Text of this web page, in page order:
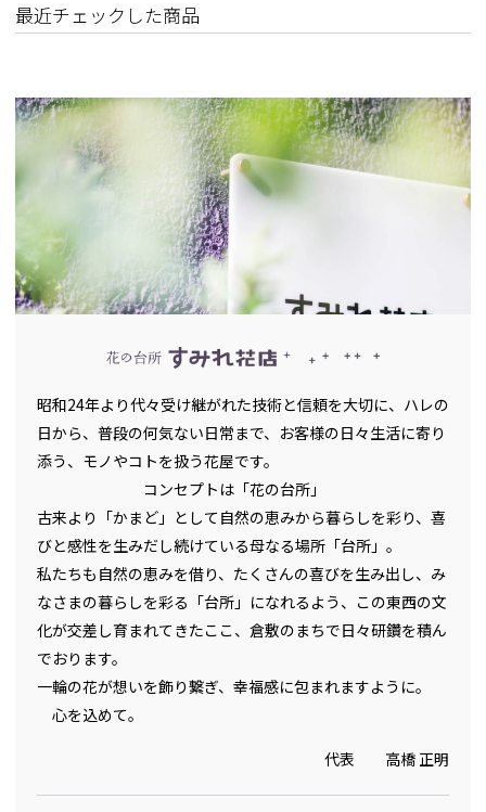
最近チェックした商品
昭和24年より代々受け継がれた技術と信頼を大切に、ハレの
日から、普段の何気ない日常まで、お客様の日々生活に寄り
添う、モノやコトを扱う花屋です。
コンセプトは「花の台所」
古来より「かまど」として自然の恵みから暮らしを彩り、喜
びと感性を生みだし続けている母なる場所「台所」。
私たちも自然の恵みを借り、たくさんの喜びを生み出し、み
なさまの暮らしを彩る「台所」になれるよう、この東西の文
化が交差し育まれてきたここ、倉敷のまちで日々研鑽を積ん
でおります。
一輪の花が想いを飾り繋ぎ、幸福感に包まれますように。
心を込めて。
代表 高橋 正明